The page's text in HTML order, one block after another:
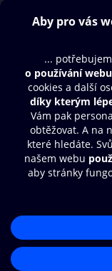
Obsah ke stažení
Moje O2 Knihovna
Další zábava
© O2 Czech Republic
Zásady zpracování